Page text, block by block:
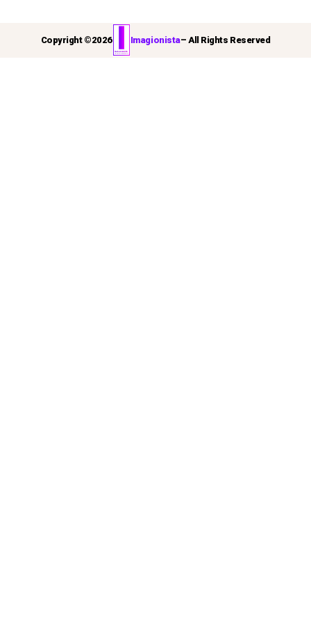
Copyright ©2026 Imagionista– All Rights Reserved